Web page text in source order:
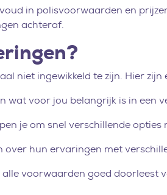
in polisvoorwaarden en
achteraf.
niet ingewikkeld te zijn. Hier zijn
wat voor jou belangrijk is in een
je om snel verschillende opties
over hun ervaringen met
voorwaarden goed doorleest